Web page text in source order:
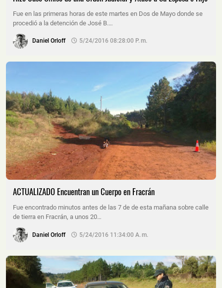
Fue en las primeras horas de este martes en Dos de Mayo donde se
procedió a la detención de José B.…
Daniel Orloff 5/24/2016 08:28:00 P. M.
ACTUALIZADO Encuentran un Cuerpo en Fracrán
Fue encontrado minutos antes de las 7 de de esta mañana sobre calle
de tierra en Fracrán, a unos 20…
Daniel Orloff 5/24/2016 11:34:00 A. M.